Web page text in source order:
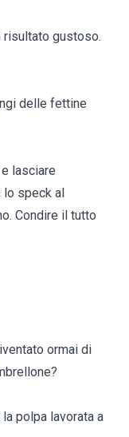
risultato gustoso.
delle fettine
lasciare
lo speck al
Condire il tutto
ormai di
polpa lavorata a